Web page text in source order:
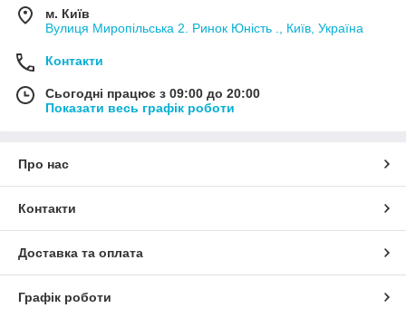
м. Київ
Вулиця Миропільська 2. Ринок Юність ., Київ, Україна
Контакти
Сьогодні працює з 09:00 до 20:00
Показати весь графік роботи
Про нас
Контакти
Доставка та оплата
Графік роботи